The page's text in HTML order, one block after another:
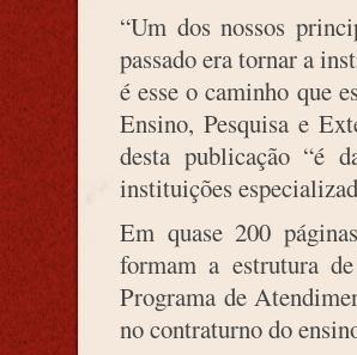
“Um dos nossos
passado era tornar a
é esse o caminho que
Ensino, Pesquisa e
desta publicação “é
instituições
Em quase 200
formam a estrutura
Programa de
no contraturno do